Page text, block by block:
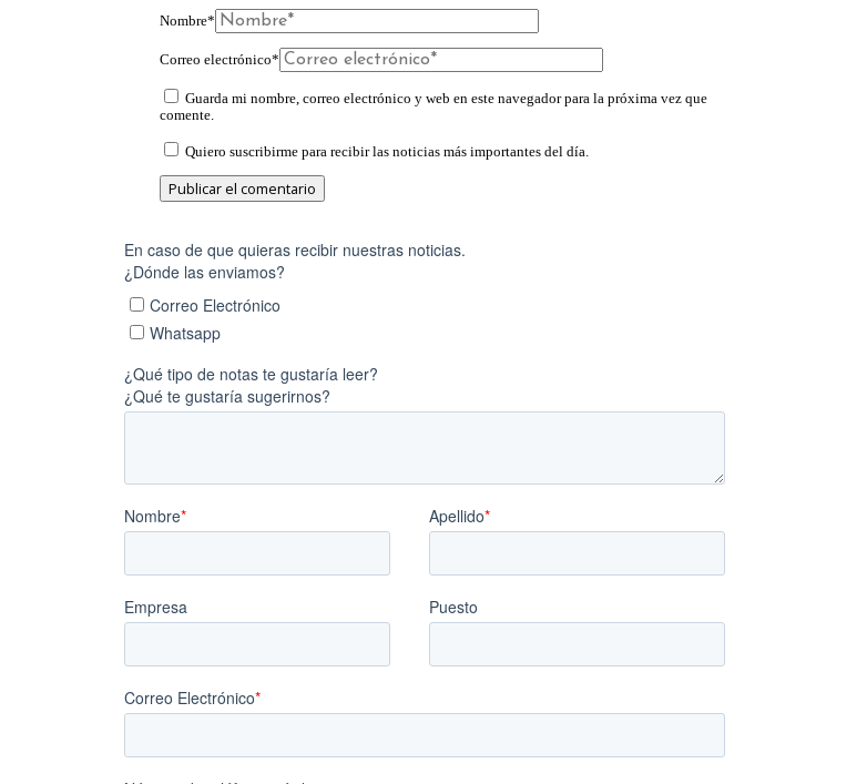
Nombre*
Correo electrónico*
Guarda mi nombre, correo electrónico y web en este navegador para la próxima vez que
comente.
Quiero suscribirme para recibir las noticias más importantes del día.